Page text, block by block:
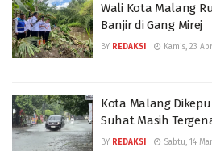
Wali Kota Malang
Banjir di Gang Mirej
BY REDAKSI Kamis, 23
Kota Malang
Suhat Masih
BY REDAKSI Sabtu, 14